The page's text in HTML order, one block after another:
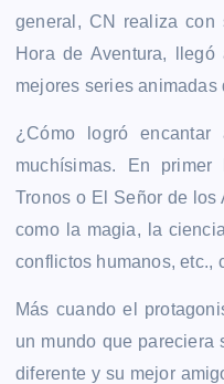
general, CN realiza con
Hora de Aventura,
mejores series animadas
¿Cómo logró
muchísimas. En
Tronos o El Señor de
como la magia, la
conflictos humanos, etc.,
Más cuando el
un mundo que pareciera
diferente y su mejor